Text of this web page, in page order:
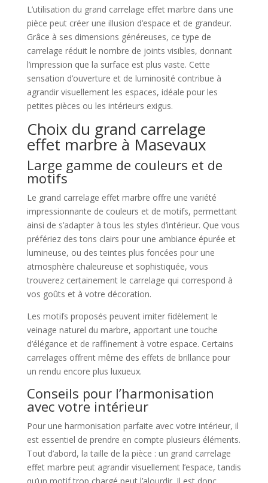
L’utilisation du grand carrelage effet marbre dans une
pièce peut créer une illusion d’espace et de grandeur.
Grâce à ses dimensions généreuses, ce type de
carrelage réduit le nombre de joints visibles, donnant
l’impression que la surface est plus vaste. Cette
sensation d’ouverture et de luminosité contribue à
agrandir visuellement les espaces, idéale pour les
petites pièces ou les intérieurs exigus.
Choix du grand carrelage
effet marbre à Masevaux
Large gamme de couleurs et de
motifs
Le grand carrelage effet marbre offre une variété
impressionnante de couleurs et de motifs, permettant
ainsi de s’adapter à tous les styles d’intérieur. Que vous
préfériez des tons clairs pour une ambiance épurée et
lumineuse, ou des teintes plus foncées pour une
atmosphère chaleureuse et sophistiquée, vous
trouverez certainement le carrelage qui correspond à
vos goûts et à votre décoration.
Les motifs proposés peuvent imiter fidèlement le
veinage naturel du marbre, apportant une touche
d’élégance et de raffinement à votre espace. Certains
carrelages offrent même des effets de brillance pour
un rendu encore plus luxueux.
Conseils pour l’harmonisation
avec votre intérieur
Pour une harmonisation parfaite avec votre intérieur, il
est essentiel de prendre en compte plusieurs éléments.
Tout d’abord, la taille de la pièce : un grand carrelage
effet marbre peut agrandir visuellement l’espace, tandis